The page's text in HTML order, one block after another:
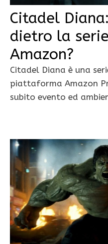
Citadel
dietro la
Amazon?
Citadel Diana è una
piattaforma Amazon
subito evento ed